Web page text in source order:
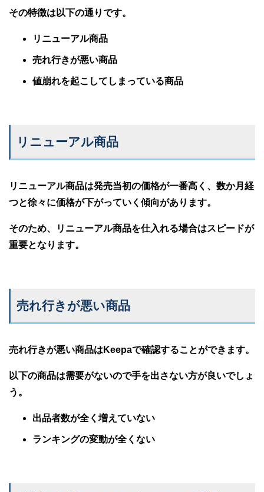
その特徴は以下の通りです。
リニューアル商品
売れ行きが悪い商品
値崩れを起こしてしまっている商品
リニューアル商品
リニューアル商品は発売当初の価格が一番高く、数か月経
つと徐々に価格が下がっていく傾向があります。
そのため、リニューアル商品を仕入れる場合はスピードが
重要となります。
売れ行きが悪い商品
売れ行きが悪い商品はKeepaで確認することができます。
以下の商品は需要がないので手を出さない方が良いでしょ
う。
出品者数が全く増えていない
ランキングの変動が全くない